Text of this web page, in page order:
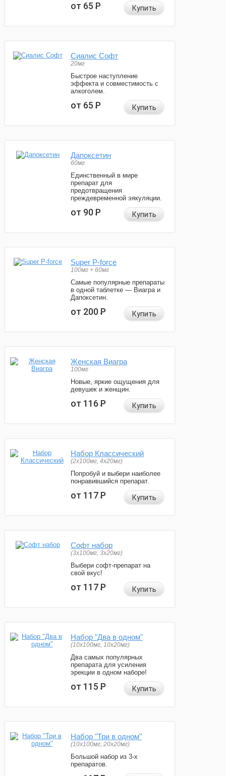
от 65Р Купить
Сиалис Софт
20мг
Быстрое наступление
эффекта и совместимость с
алкоголем.
от 65Р Купить
Дапоксетин
60мг
Единственный в мире
препарат для
предотвращения
преждевременной эякуляции.
от 90Р Купить
Super P-force
100мг + 60мг
Самые популярные препараты
в одной таблетке — Виагра и
Дапоксетин.
от 200Р Купить
Женская Виагра
100мг
Новые, яркие ощущения для
девушек и женщин.
от 116Р Купить
Набор Классический
(2x100мг, 4x20мг)
Попробуй и выбери наиболее
понравившийся препарат.
от 117Р Купить
Софт набор
(3x100мг, 3x20мг)
Выбери софт-препарат на
свой вкус!
от 117Р Купить
Набор "Два в одном"
(10x100мг, 10x20мг)
Два самых популярных
препарата для усиления
эрекции в одном наборе!
от 115Р Купить
Набор "Три в одном"
(10x100мг, 20x20мг)
Большой набор из 3-х
препаратов.